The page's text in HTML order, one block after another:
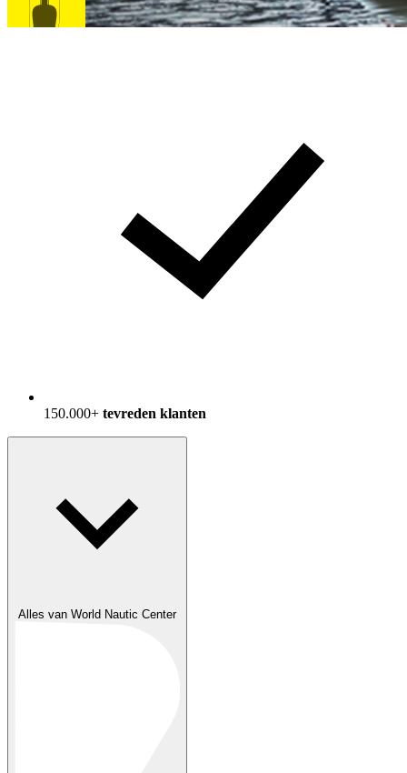
150.000+ tevreden klanten
Alles van World Nautic Center